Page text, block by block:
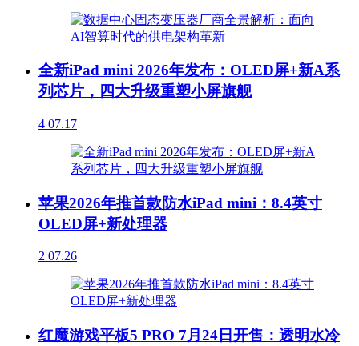
全新iPad mini 2026年发布：OLED屏+新A系
列芯片，四大升级重塑小屏旗舰
4 07.17
苹果2026年推首款防水iPad mini：8.4英寸
OLED屏+新处理器
2 07.26
红魔游戏平板5 PRO 7月24日开售：透明水冷